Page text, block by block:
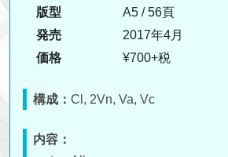
版型
A5 / 56頁
発売
2017年4月
価格
¥700+税
構成： Cl, 2Vn, Va, Vc
内容：